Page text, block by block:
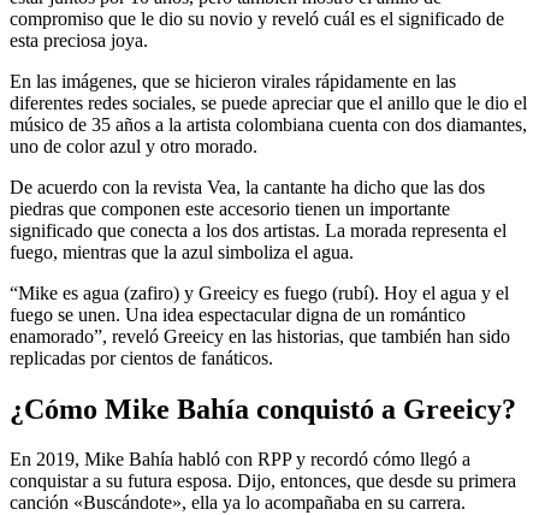
compromiso que le dio su novio y reveló cuál es el significado de
esta preciosa joya.
En las imágenes, que se hicieron virales rápidamente en las
diferentes redes sociales, se puede apreciar que el anillo que le dio el
músico de 35 años a la artista colombiana cuenta con dos diamantes,
uno de color azul y otro morado.
De acuerdo con la revista Vea, la cantante ha dicho que las dos
piedras que componen este accesorio tienen un importante
significado que conecta a los dos artistas. La morada representa el
fuego, mientras que la azul simboliza el agua.
“Mike es agua (zafiro) y Greeicy es fuego (rubí). Hoy el agua y el
fuego se unen. Una idea espectacular digna de un romántico
enamorado”, reveló Greeicy en las historias, que también han sido
replicadas por cientos de fanáticos.
¿Cómo Mike Bahía conquistó a Greeicy?
En 2019, Mike Bahía habló con RPP y recordó cómo llegó a
conquistar a su futura esposa. Dijo, entonces, que desde su primera
canción «Buscándote», ella ya lo acompañaba en su carrera.